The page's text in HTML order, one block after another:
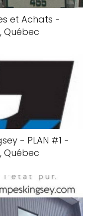
et Achats -
Québec
- PLAN #1 -
Québec